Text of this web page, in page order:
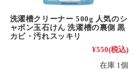
洗濯槽クリーナー 500g 人気のシ
ャボン玉石けん 洗濯槽の裏側 黒
カビ・汚れスッキリ
¥550(税込)
在庫 1個